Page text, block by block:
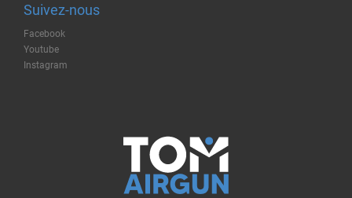
Suivez-nous
Facebook
Youtube
Instagram